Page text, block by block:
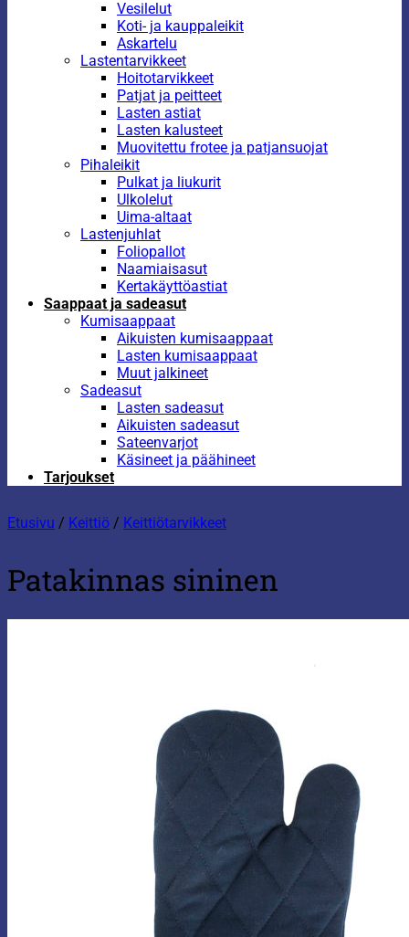
Vesilelut
Koti- ja kauppaleikit
Askartelu
Lastentarvikkeet
Hoitotarvikkeet
Patjat ja peitteet
Lasten astiat
Lasten kalusteet
Muovitettu frotee ja patjansuojat
Pihaleikit
Pulkat ja liukurit
Ulkolelut
Uima-altaat
Lastenjuhlat
Foliopallot
Naamiaisasut
Kertakäyttöastiat
Saappaat ja sadeasut
Kumisaappaat
Aikuisten kumisaappaat
Lasten kumisaappaat
Muut jalkineet
Sadeasut
Lasten sadeasut
Aikuisten sadeasut
Sateenvarjot
Käsineet ja päähineet
Tarjoukset
Etusivu / Keittiö / Keittiötarvikkeet
Patakinnas sininen